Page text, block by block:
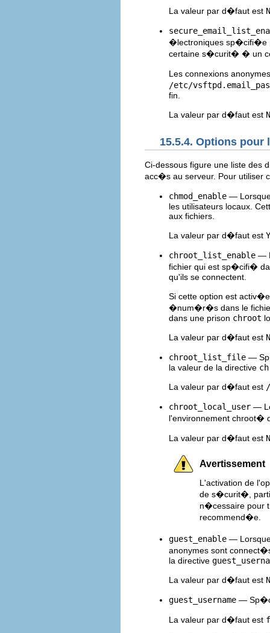
La valeur par d�faut est
�lectroniques sp�cifi�e
certaine s�curit� � un
Les connexions
/etc/
fin.
La valeur par d�faut est
15.5.4. Options
Ci-dessous figure une liste des
acc�s au serveur. Pour utiliser
chmod_enable —
les utilisateurs locaux.
aux fichiers.
La valeur par d�faut est
chroot_list_enable —
fichier qui est sp�cifi�
qu'ils se connectent.
Si cette option est
�num�r�s dans le
dans une prison chroot
La valeur par d�faut est
chroot_list_file —
la valeur de la directive
La valeur par d�faut est
chroot_local_user —
l'environnement chroot�
La valeur par d�faut est
Avertissement
L'activation de
de s�curit�,
n�cessaire pour
recommend�e.
guest_enable —
anonymes sont
la directive
La valeur par d�faut est
guest_username —
La valeur par d�faut est